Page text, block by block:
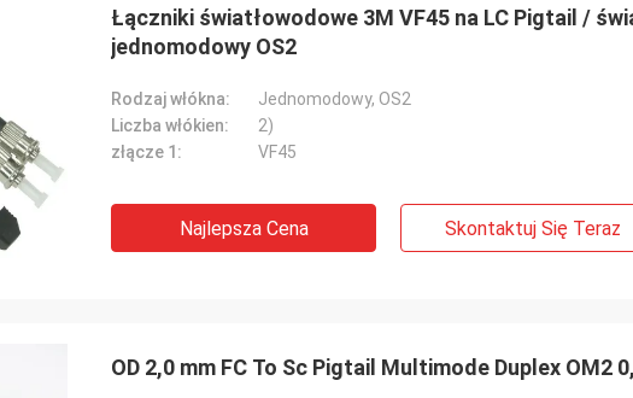
Łączniki światłowodowe 3M VF45 na LC Pigtail /
jednomodowy OS2
Rodzaj włókna:
Jednomodowy, OS2
Liczba włókien:
2)
złącze 1:
VF45
Najlepsza Cena Skontaktuj Się Teraz
OD 2,0 mm FC To Sc Pigtail Multimode Duplex OM2